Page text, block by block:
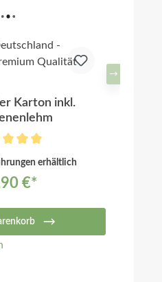
Karton inkl.
erhältlich
€*